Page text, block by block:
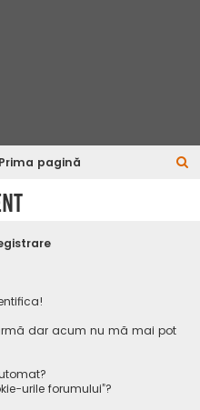
Prima pagină
dar acum nu mă mai pot
urile forumului”?